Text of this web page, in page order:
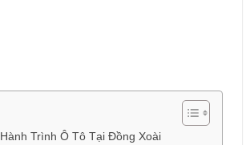
Trình Ô Tô Tại Đồng Xoài